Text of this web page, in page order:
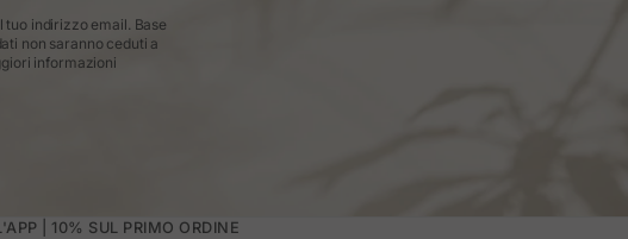
tuo indirizzo email. Base
non saranno ceduti a
informazioni
| 10% SUL PRIMO ORDINE